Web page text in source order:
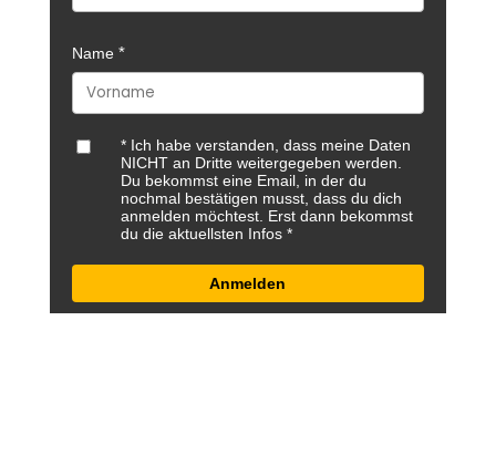
Name
* Ich habe verstanden, dass meine Daten
NICHT an Dritte weitergegeben werden.
Du bekommst eine Email, in der du
nochmal bestätigen musst, dass du dich
anmelden möchtest. Erst dann bekommst
du die aktuellsten Infos
Anmelden